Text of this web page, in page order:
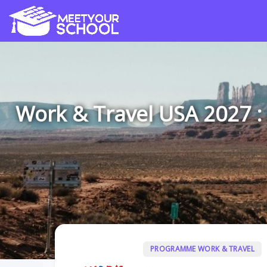
Work & Travel USA
PROGRAMME WORK & TRAVEL